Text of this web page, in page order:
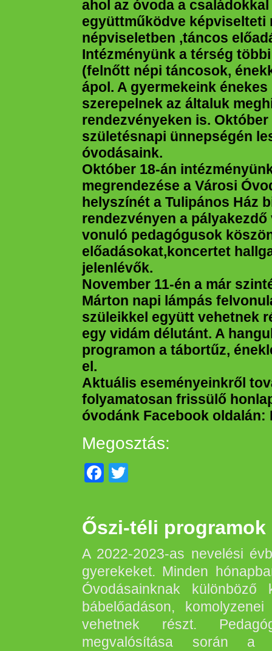
ahol az óvoda a családokkal
együttműködve képviselteti
népviseletben ,táncos
Intézményünk a térség
(felnőtt népi táncosok,
ápol. A gyermekeink
szerepelnek az általuk
rendezvényeken is.
születésnapi ünnepségén
óvodásaink.
Október 18-án
megrendezése a Városi
helyszínét a Tulipános Ház
rendezvényen a
vonuló pedagógusok
előadásokat,koncertet
jelenlévők.
November 11-én a már
Márton napi lámpás
szüleikkel együtt vehetnek
egy vidám délutánt. A
programon a tábortűz,
el.
Aktuális eseményeinkről
folyamatosan frissülő
óvodánk Facebook oldalán:
Megosztás:
Facebook
Őszi-téli programok
A 2022-2023-as nevelési
gyerekeket. Minden
Óvodásainknak
bábelőadáson,
vehetnek részt.
megvalósítása során a